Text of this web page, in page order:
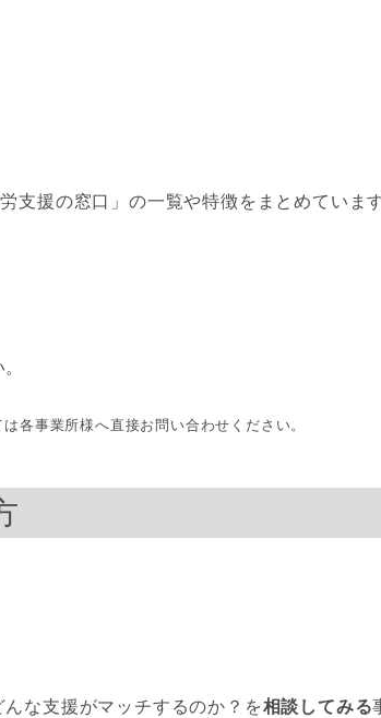
支援の窓口」の一覧や特徴をまとめています
各事業所様へ直接お問い合わせください。
な支援がマッチするのか？を相談してみる